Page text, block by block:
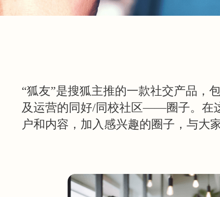
“狐友”是搜狐主推的一款社交产品，
及运营的同好/同校社区——圈子。在
户和内容，加入感兴趣的圈子，与大